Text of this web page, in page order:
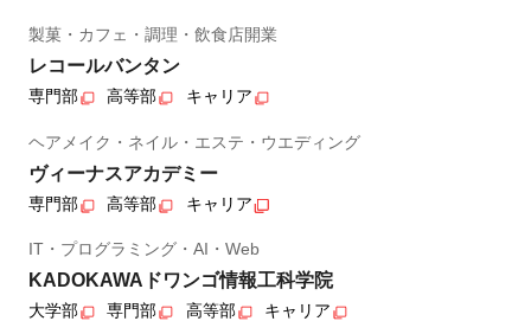
製菓・カフェ・調理・飲食店開業
レコールバンタン
専門部 高等部 キャリア
ヘアメイク・ネイル・エステ・ウエディング
ヴィーナスアカデミー
専門部 高等部 キャリア
IT・プログラミング・AI・Web
KADOKAWAドワンゴ情報工科学院
大学部 専門部 高等部 キャリア